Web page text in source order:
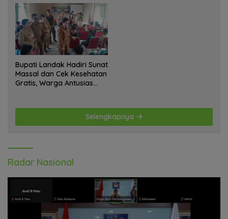
Tokoh Adat dan Lurah
Bupati Landak Hadiri Sunat
Massal dan Cek Kesehatan
Gratis, Warga Antusias
Selengkapnya
Radar Nasional